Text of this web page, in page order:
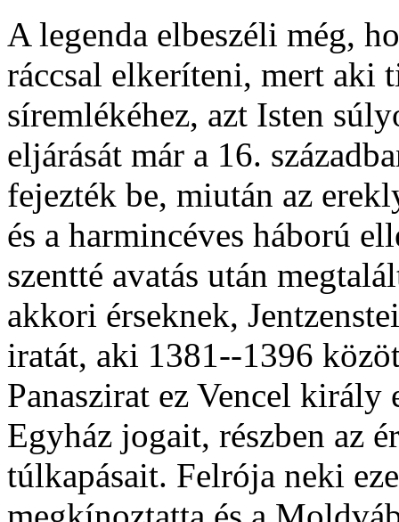
A legenda elbeszéli még,
ráccsal elkeríteni, mert aki
síremlékéhez, azt Isten
eljárását már a 16.
fejezték be, miután az
és a harmincéves háború
szentté avatás után
akkori érseknek,
iratát, aki 1381--1396
Panaszirat ez Vencel király
Egyház jogait, részben az
túlkapásait. Felrója neki